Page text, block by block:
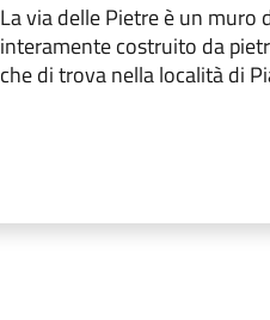
La via delle Pietre è un muro
interamente costruito da
che di trova nella località di